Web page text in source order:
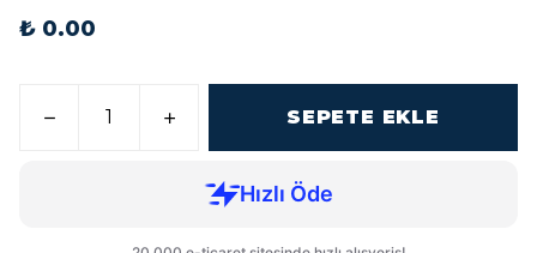
₺ 0.00
SEPETE EKLE